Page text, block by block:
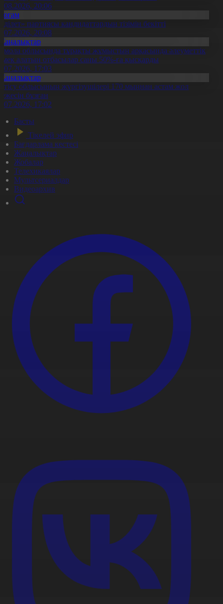
20:06
партиясы кандидаттардың тізімін бекітті
20:08
облысында тұрақты жұмыстың арқасында әлеуметтік
алатын отбасылар саны 50%-ға қысқарды
17:03
облысының жүргізушілері 170 мыңнан астам жол
бұзған
17:02
Басты
Тікелей эфир
Бағдарлама кестесі
Жаңалықтар
Жобалар
Телехикаялар
Мультсериалдар
Видеоархив